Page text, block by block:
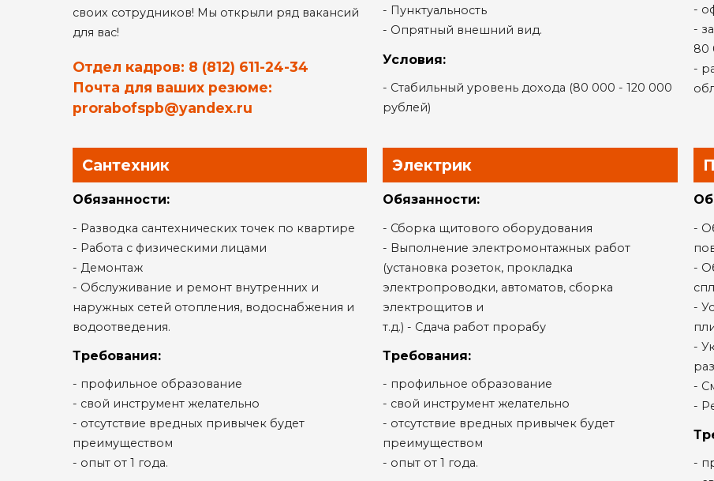
своих сотрудников! Мы открыли ряд вакансий
для вас!
Отдел кадров: 8 (812) 611-24-34
Почта для ваших резюме:
prorabofspb@yandex.ru
- Пунктуальность
- Опрятный внешний вид.
Условия:
- Стабильный уровень дохода (80 000 - 120 000
рублей)
-
-
80
-
Сантехник
Обязанности:
- Разводка сантехнических точек по квартире
- Работа с физическими лицами
- Демонтаж
- Обслуживание и ремонт внутренних и
наружных сетей отопления, водоснабжения и
водоотведения.
Требования:
- профильное образование
- свой инструмент желательно
- отсутствие вредных привычек будет
преимуществом
- опыт от 1 года.
Электрик
Обязанности:
- Сборка щитового оборудования
- Выполнение электромонтажных работ
(установка розеток, прокладка
электропроводки, автоматов, сборка
электрощитов и
т.д.) - Сдача работ прорабу
Требования:
- профильное образование
- свой инструмент желательно
- отсутствие вредных привычек будет
преимуществом
- опыт от 1 года.
-
-
-
-
-
-
-